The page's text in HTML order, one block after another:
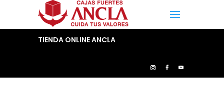
TIENDA ONLINE ANCLA